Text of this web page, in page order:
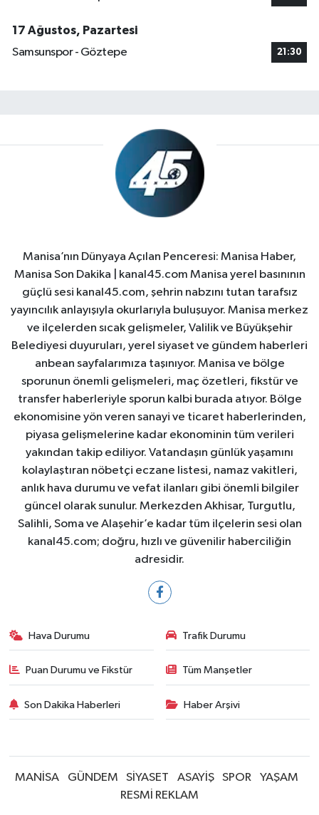
17 Ağustos, Pazartesi
Samsunspor - Göztepe
21:30
Manisa’nın Dünyaya Açılan Penceresi: Manisa Haber,
Manisa Son Dakika | kanal45.com Manisa yerel basınının
güçlü sesi kanal45.com, şehrin nabzını tutan tarafsız
yayıncılık anlayışıyla okurlarıyla buluşuyor. Manisa merkez
ve ilçelerden sıcak gelişmeler, Valilik ve Büyükşehir
Belediyesi duyuruları, yerel siyaset ve gündem haberleri
anbean sayfalarımıza taşınıyor. Manisa ve bölge
sporunun önemli gelişmeleri, maç özetleri, fikstür ve
transfer haberleriyle sporun kalbi burada atıyor. Bölge
ekonomisine yön veren sanayi ve ticaret haberlerinden,
piyasa gelişmelerine kadar ekonominin tüm verileri
yakından takip ediliyor. Vatandaşın günlük yaşamını
kolaylaştıran nöbetçi eczane listesi, namaz vakitleri,
anlık hava durumu ve vefat ilanları gibi önemli bilgiler
güncel olarak sunulur. Merkezden Akhisar, Turgutlu,
Salihli, Soma ve Alaşehir’e kadar tüm ilçelerin sesi olan
kanal45.com; doğru, hızlı ve güvenilir haberciliğin
adresidir.
Hava Durumu Trafik Durumu
Puan Durumu ve Fikstür Tüm Manşetler
Son Dakika Haberleri Haber Arşivi
MANİSA GÜNDEM SİYASET ASAYİŞ SPOR
YAŞAM
RESMİ REKLAM